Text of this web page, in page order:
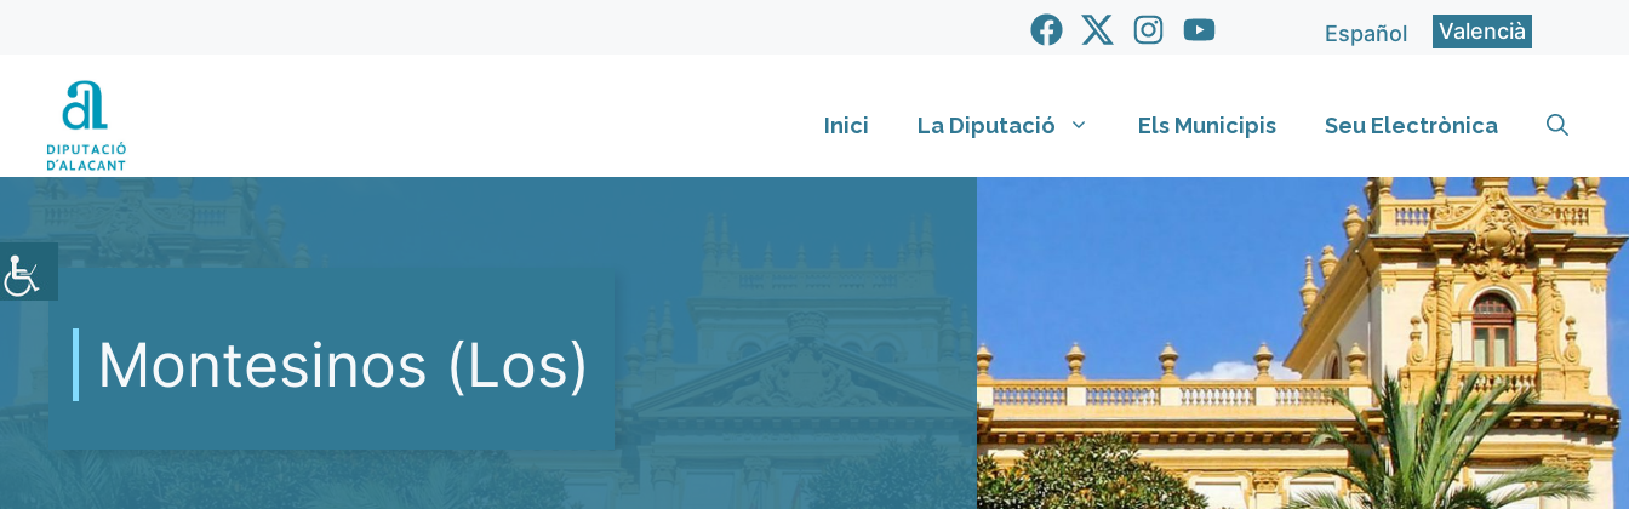
contingut
Español Valencià
Inici La Diputació Els Municipis Seu Electrònica
Montesinos (Los)